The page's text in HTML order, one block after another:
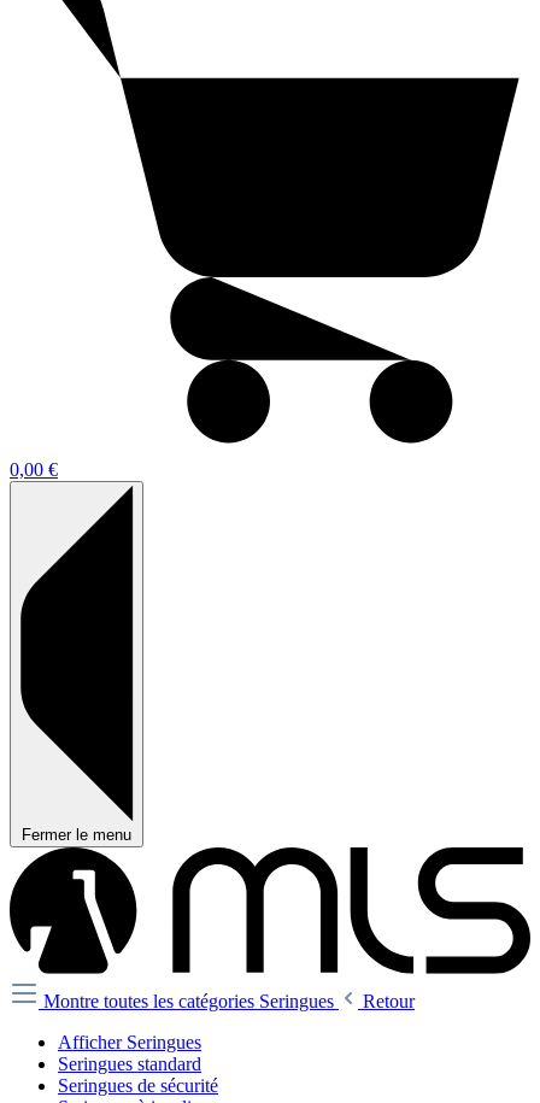
0,00 €
Fermer le menu
Montre toutes les catégories Seringues
Retour
Afficher Seringues
Seringues standard
Seringues de sécurité